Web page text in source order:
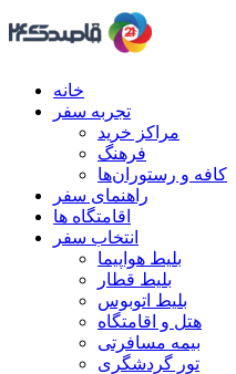
خانه
تجربه سفر
مراکز خرید
فرهنگ
کافه و رستوران‌ها
راهنمای سفر
اقامتگاه ها
انتخاب سفر
بلیط هواپیما
بلیط قطار
بلیط اتوبوس
هتل و اقامتگاه
بیمه مسافرتی
تور گردشگری